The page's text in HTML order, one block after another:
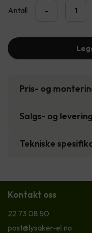
Antall -
Pris- og
Salgs- og
Tekniske
Kontakt oss
22 73 08 50
post@lysaker-el.no